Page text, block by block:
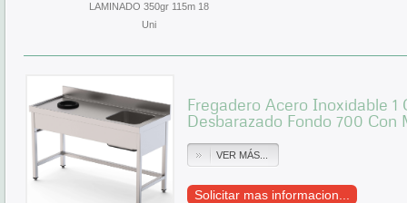
LAMINADO 350gr 115m 18
Uni
Fregadero Acero Inoxidable
Desbarazado Fondo 700
VER MÁS...
Solicitar mas informacion...